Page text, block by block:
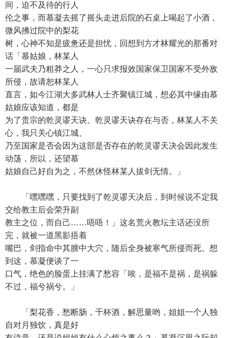
间，迫不及待的行人
伦之事，而慕凝去摇了摇头走进后院的石桌上喝起了小酒，
微风拂过院中的梨花
树，心神不知是疲惫还是担忧，回想到方才林耀光的那番对
话「慕姑娘，林某人
一届武夫乃粗莽之人，一心只求报效国家保卫国家不受外敌
所侵，故请恕林某人
直言，如今江湖大多武林人士齐聚镇江城，想必其中缘由慕
姑娘应该知道，都是
为了贵宗的乾灵谬天诀。乾灵谬天诀存在与否，林某人不关
心，我只关心镇江城、
乃至国家是否会因为这部是否存在的乾灵谬天决会因此发生
动荡，所以，还望慕
姑娘自己好自为之，不然休怪林某人拔剑无情。」
「嘿嘿嘿，只要找到了乾灵谬天决后，到时候说不定我
交给教主后会荣升副
教主之位，而自己……唔唔！」这名荒火教坛主话还没所
完，就被一道黑影捂着
嘴巴，剑指命中其膻中大穴，随后全身被寒气所侵而死。想
到这，慕凝便谈了一
口气，绝色的脸蛋上挂满了愁容「唉，是福不是祸，是祸躲
不过，福兮祸兮。」
「梨花香，愁断肠，千杯酒，解思量哟，姐姐一个人独
自对月独饮，真是好